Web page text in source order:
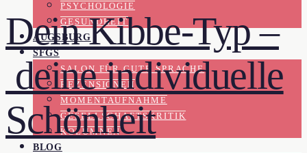
PSYCHOLOGIE
GESUNDHEIT
AUGSBURG
SFGS
SALON FÜR GUTE SPRACHE
REZENSIONEN
MOMENTAUFNAHME
GESELLSCHAFTSKRITIK
KOLUMNEN
BLOG
Dein Kibbe-Typ –
deine individuelle
Schönheit